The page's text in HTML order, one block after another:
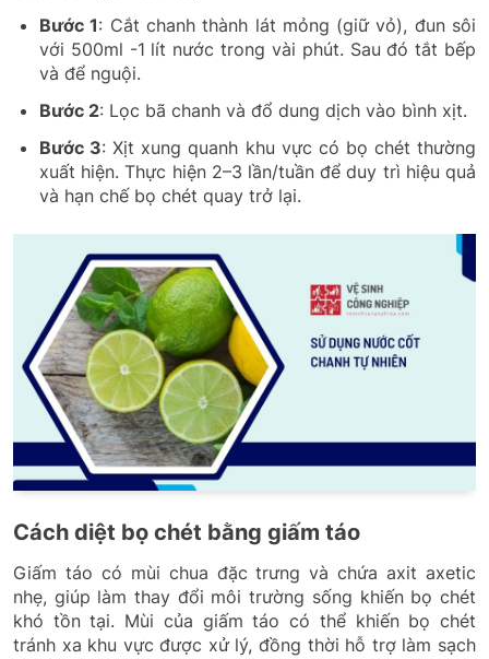
Bước 1: Cắt chanh thành lát mỏng (giữ vỏ), đun sôi
với 500ml -1 lít nước trong vài phút. Sau đó tắt bếp
và để nguội.
Bước 2: Lọc bã chanh và đổ dung dịch vào bình xịt.
Bước 3: Xịt xung quanh khu vực có bọ chét thường
xuất hiện. Thực hiện 2–3 lần/tuần để duy trì hiệu quả
và hạn chế bọ chét quay trở lại.
Cách diệt bọ chét bằng giấm táo
Giấm táo có mùi chua đặc trưng và chứa axit axetic
nhẹ, giúp làm thay đổi môi trường sống khiến bọ chét
khó tồn tại. Mùi của giấm táo có thể khiến bọ chét
tránh xa khu vực được xử lý, đồng thời hỗ trợ làm sạch